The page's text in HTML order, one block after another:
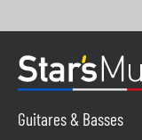
Guitares & Basses